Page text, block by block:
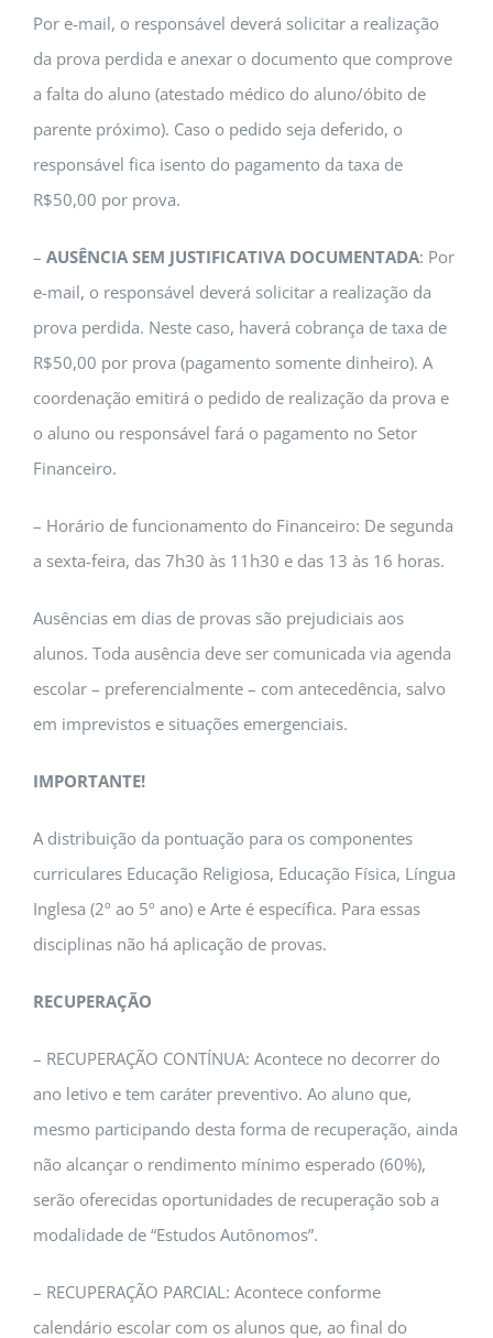
Por e-mail, o responsável deverá solicitar a realização
da prova perdida e anexar o documento que comprove
a falta do aluno (atestado médico do aluno/óbito de
parente próximo). Caso o pedido seja deferido, o
responsável fica isento do pagamento da taxa de
R$50,00 por prova.
– AUSÊNCIA SEM JUSTIFICATIVA DOCUMENTADA: Por
e-mail, o responsável deverá solicitar a realização da
prova perdida. Neste caso, haverá cobrança de taxa de
R$50,00 por prova (pagamento somente dinheiro). A
coordenação emitirá o pedido de realização da prova e
o aluno ou responsável fará o pagamento no Setor
Financeiro.
– Horário de funcionamento do Financeiro: De segunda
a sexta-feira, das 7h30 às 11h30 e das 13 às 16 horas.
Ausências em dias de provas são prejudiciais aos
alunos. Toda ausência deve ser comunicada via agenda
escolar – preferencialmente – com antecedência, salvo
em imprevistos e situações emergenciais.
IMPORTANTE!
A distribuição da pontuação para os componentes
curriculares Educação Religiosa, Educação Física, Língua
Inglesa (2º ao 5º ano) e Arte é específica. Para essas
disciplinas não há aplicação de provas.
RECUPERAÇÃO
– RECUPERAÇÃO CONTÍNUA: Acontece no decorrer do
ano letivo e tem caráter preventivo. Ao aluno que,
mesmo participando desta forma de recuperação, ainda
não alcançar o rendimento mínimo esperado (60%),
serão oferecidas oportunidades de recuperação sob a
modalidade de “Estudos Autônomos”.
– RECUPERAÇÃO PARCIAL: Acontece conforme
calendário escolar com os alunos que, ao final do